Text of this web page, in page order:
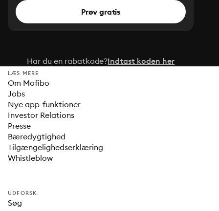
Prøv gratis
Har du en rabatkode?Indtast koden her
LÆS MERE
Om Mofibo
Jobs
Nye app-funktioner
Investor Relations
Presse
Bæredygtighed
Tilgængelighedserklæring
Whistleblow
UDFORSK
Søg